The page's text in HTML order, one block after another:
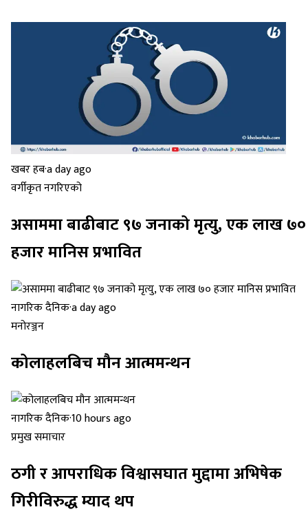
खबर हब·a day ago
वर्गीकृत नगरिएको
असाममा बाढीबाट ९७ जनाको मृत्यु, एक लाख ७०
हजार मानिस प्रभावित
नागरिक दैनिक·a day ago
मनोरञ्जन
कोलाहलबिच मौन आत्ममन्थन
नागरिक दैनिक·10 hours ago
प्रमुख समाचार
ठगी र आपराधिक विश्वासघात मुद्दामा अभिषेक
गिरीविरुद्ध म्याद थप